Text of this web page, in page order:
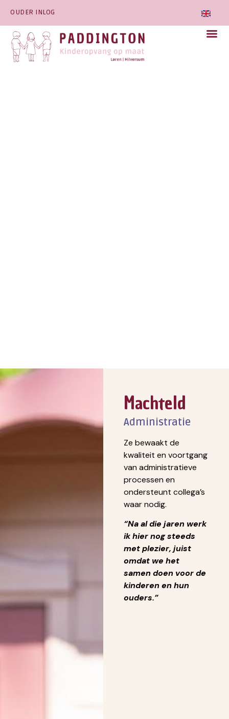
OUDER INLOG
Machteld
Administratie
Ze bewaakt de
kwaliteit en voortgang
van administratieve
processen en
ondersteunt collega’s
waar nodig.
“Na al die jaren werk
ik hier nog steeds
met plezier, juist
omdat we het
samen doen voor de
kinderen en hun
ouders.”